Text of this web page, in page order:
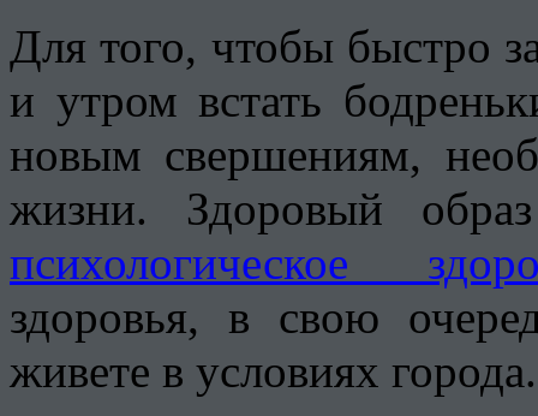
Для того, чтобы быстро
и утром встать
новым свершениям,
жизни. Здоровый
психологическое
здоровья, в свою
живете в условиях города.